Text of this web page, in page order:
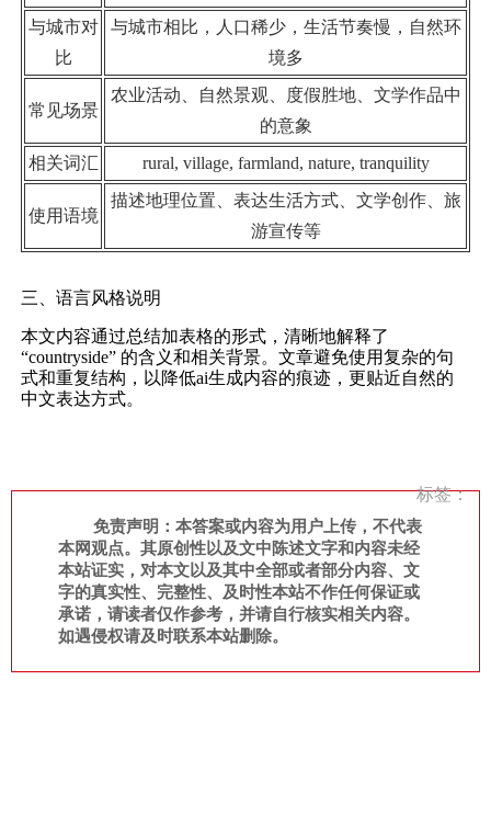
与城市对
比
与城市相比，人口稀少，生活节奏慢，自然环
境多
常见场景
农业活动、自然景观、度假胜地、文学作品中
的意象
相关词汇
rural, village, farmland, nature, tranquility
使用语境
描述地理位置、表达生活方式、文学创作、旅
游宣传等
三、语言风格说明
本文内容通过总结加表格的形式，清晰地解释了
“countryside” 的含义和相关背景。文章避免使用复杂的句
式和重复结构，以降低ai生成内容的痕迹，更贴近自然的
中文表达方式。
标签：
免责声明：本答案或内容为用户上传，不代表
本网观点。其原创性以及文中陈述文字和内容未经
本站证实，对本文以及其中全部或者部分内容、文
字的真实性、完整性、及时性本站不作任何保证或
承诺，请读者仅作参考，并请自行核实相关内容。
如遇侵权请及时联系本站删除。